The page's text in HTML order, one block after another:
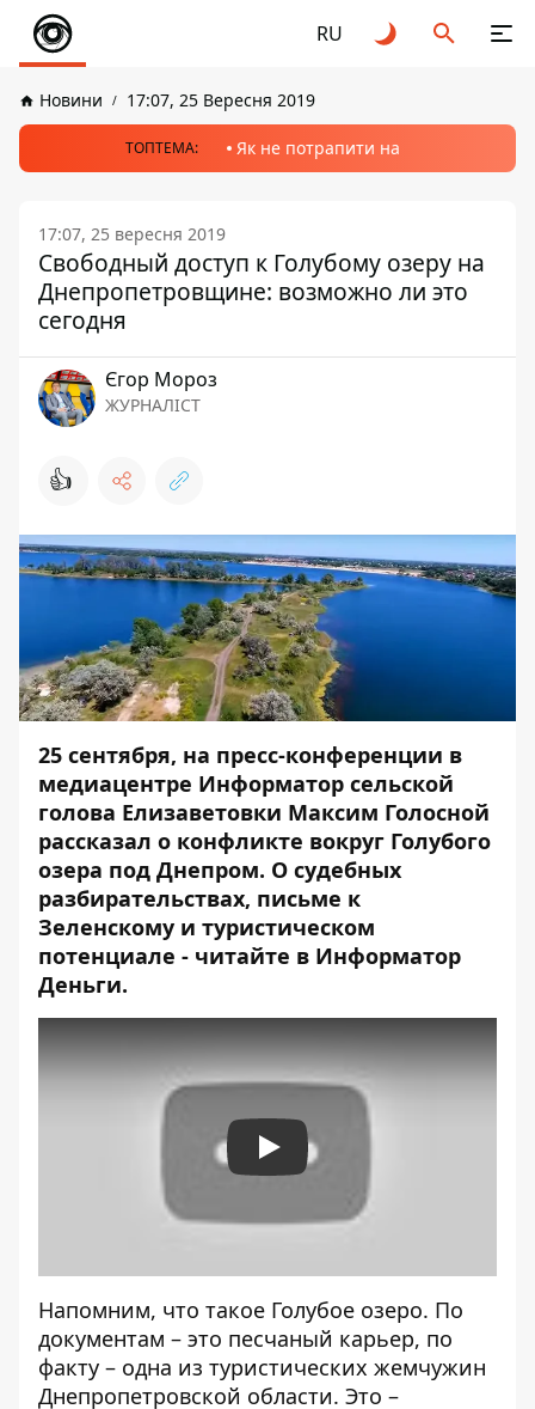
RU
Новини 17:07, 25 Вересня 2019
ТОПТЕМА: Як не потрапити на
17:07, 25 вересня 2019
Свободный доступ к Голубому озеру на
Днепропетровщине: возможно ли это
сегодня
Єгор Мороз
ЖУРНАЛІСТ
👍
25 сентября, на пресс-конференции в
медиацентре Информатор сельской
голова Елизаветовки Максим Голосной
рассказал о конфликте вокруг Голубого
озера под Днепром. О судебных
разбирательствах, письме к
Зеленскому и туристическом
потенциале - читайте в Информатор
Деньги.
Play
Напомним, что такое Голубое озеро. По
документам – это песчаный карьер, по
факту – одна из туристических жемчужин
Днепропетровской области. Это –